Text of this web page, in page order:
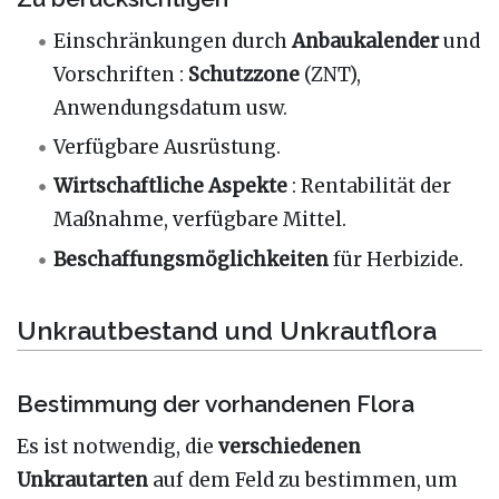
Einschränkungen durchAnbaukalenderund
Vorschriften : Schutzzone (ZNT),
Anwendungsdatum usw.
Verfügbare Ausrüstung.
Wirtschaftliche Aspekte : Rentabilität der
Maßnahme, verfügbare Mittel.
Beschaffungsmöglichkeitenfür Herbizide.
Unkrautbestand und Unkrautflora
Bestimmung der vorhandenen Flora
Es ist notwendig, die verschiedenen
Unkrautarten auf dem Feld zu bestimmen, um